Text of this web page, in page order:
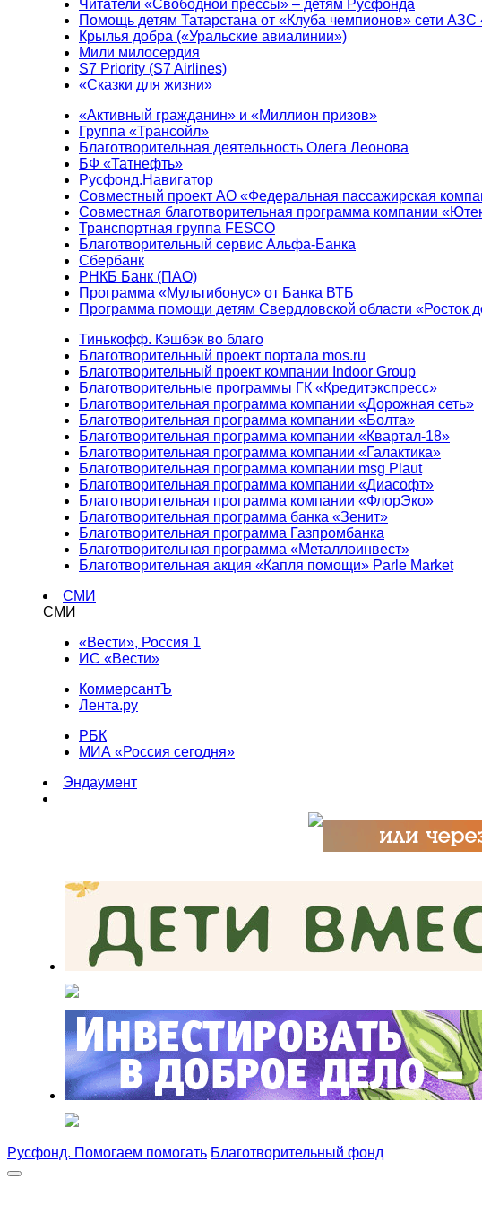
Читатели «Свободной прессы» – детям Русфонда
Помощь детям Татарстана от «Клуба чемпионов» сети АЗС
Крылья добра («Уральские авиалинии»)
Мили милосердия
S7 Priority (S7 Airlines)
«Сказки для жизни»
«Активный гражданин» и «Миллион призов»
Группа «Трансойл»
Благотворительная деятельность Олега Леонова
БФ «Татнефть»
Русфонд.Навигатор
Совместный проект АО «Федеральная пассажирская
Совместная благотворительная программа компании
Транспортная группа FESCO
Благотворительный сервис Альфа-Банка
Сбербанк
РНКБ Банк (ПАО)
Программа «Мультибонус» от Банка ВТБ
Программа помощи детям Свердловской области «Росток
Тинькофф. Кэшбэк во благо
Благотворительный проект портала mos.ru
Благотворительный проект компании Indoor Group
Благотворительные программы ГК «Кредитэкспресс»
Благотворительная программа компании «Дорожная сеть»
Благотворительная программа компании «Болта»
Благотворительная программа компании «Квартал-18»
Благотворительная программа компании «Галактика»
Благотворительная программа компании msg Plaut
Благотворительная программа компании «Диасофт»
Благотворительная программа компании «ФлорЭко»
Благотворительная программа банка «Зенит»
Благотворительная программа Газпромбанка
Благотворительная программа «Металлоинвест»
Благотворительная акция «Капля помощи» Parle Market
СМИ
СМИ
«Вести», Россия 1
ИС «Вести»
КоммерсантЪ
Лента.ру
РБК
МИА «Россия сегодня»
Эндаумент
Русфонд. Помогаем помогать Благотворительный фонд